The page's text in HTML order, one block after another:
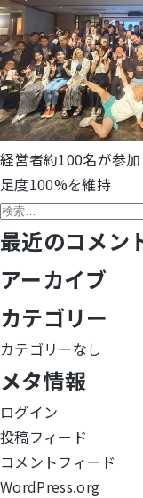
投
稿
ナ
ビ
ゲ
ー
シ
ョ
ン
経営者約100名が参
足度100%を維持
検
索:
最近のコメン
アーカイブ
カテゴリー
カテゴリーなし
メタ情報
ログイン
投稿フィード
コメントフィード
WordPress.org